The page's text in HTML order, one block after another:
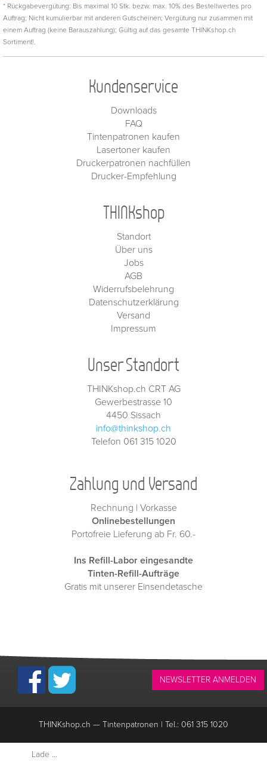
* Rückgabevergütung: Bis maximal 10 Stk. bezw. max. 10% des Bestellwertes pro
Auftrag; Nicht kumulierbar mit anderen Gutscheinen; Vergütung nur zusammen mit
einem Auftrag (keine Barauszahlung); Gültig auf das gesamte THINKshop.ch
Sortiment!.
Kundenservice
Downloads
FAQ
Tintenpatronen kaufen
Lasertoner kaufen
Druckerpatronen nachfüllen
Drucker-Empfehlung
THINKshop
Standort
Über uns
Jobs
AGB
Widerrufsbelehrung
Datenschutzerklärung
Versand
Impressum
Unser Standort
THINKshop.ch CRT AG
Gewerbestrasse 10
4450 Sissach
info@thinkshop.ch
Telefon 061 315 1020
Zahlung und Versand
Rechnung | Vorkasse
Onlinebestellungen
Portofreie Lieferung ab Fr. 60.-
Ins Refill-Labor eingesandte
Tinten-Refill-Aufträge
Gratis mit unserer Einsendetasche
NEWSLETTER ANMELDEN
THINKshop.ch — Tintenpatronen | Tel.: 061 315 1020
Lade ...